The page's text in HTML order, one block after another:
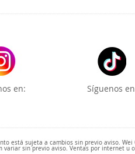
en: Síguenos
está sujeta a cambios sin previo aviso.
variar sin previo aviso. Ventas por internet